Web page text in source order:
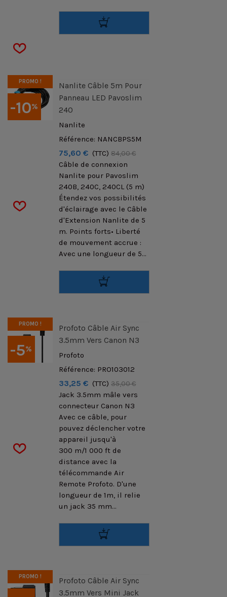
-10%
PROMO !
Nanlite Câble 5m Pour
Panneau LED Pavoslim
240
Nanlite
Référence: NANCBPS5M
75,60 € (TTC) 84,00 €
Câble de connexion
Nanlite pour Pavoslim
240B, 240C, 240CL (5 m)
Étendez vos possibilités
d'éclairage avec le Câble
d'Extension Nanlite de 5
m. Points forts• Liberté
de mouvement accrue :
Avec une longueur de 5...
-5%
PROMO !
Profoto Câble Air Sync
3.5mm Vers Canon N3
Profoto
Référence: PRO103012
33,25 € (TTC) 35,00 €
Jack 3.5mm mâle vers
connecteur Canon N3
Avec ce câble, pour
pouvez déclencher votre
appareil jusqu'à
300 m/1 000 ft de
distance avec la
télécommande Air
Remote Profoto. D'une
longueur de 1m, il relie
un jack 35 mm...
PROMO !
Profoto Câble Air Sync
3.5mm Vers Mini Jack